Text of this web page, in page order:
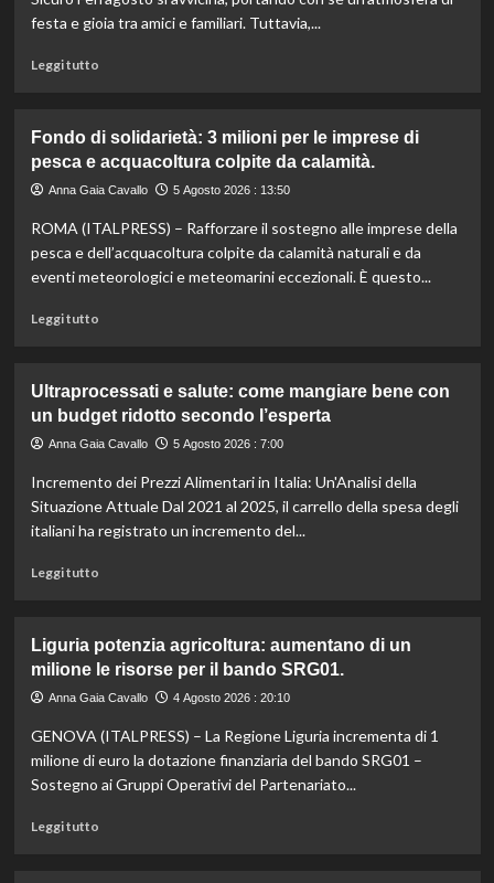
festa e gioia tra amici e familiari. Tuttavia,...
Leggi tuttoLeggi
Rinfresca
la
tua
il
menù
ideale
esperti.
Fondo di solidarietà: 3 milioni per le imprese di
pesca e acquacoltura colpite da calamità.
Anna Gaia Cavallo 5 Agosto 2026 : 13:50
ROMA (ITALPRESS) – Rafforzare il sostegno alle imprese della
pesca e dell’acquacoltura colpite da calamità naturali e da
eventi meteorologici e meteomarini eccezionali. È questo...
Leggi tuttoLeggi
Fondo
di
solidarietà:
milioni
per
colpite
da
calamità.
Ultraprocessati e salute: come mangiare bene con
un budget ridotto secondo l’esperta
Anna Gaia Cavallo 5 Agosto 2026 : 7:00
Incremento dei Prezzi Alimentari in Italia: Un'Analisi della
Situazione Attuale Dal 2021 al 2025, il carrello della spesa degli
italiani ha registrato un incremento del...
Leggi tuttoLeggi
Ultraprocessati
e
salute:
mangiare
bene
con
Liguria potenzia agricoltura: aumentano di un
milione le risorse per il bando SRG01.
Anna Gaia Cavallo 4 Agosto 2026 : 20:10
GENOVA (ITALPRESS) – La Regione Liguria incrementa di 1
milione di euro la dotazione finanziaria del bando SRG01 –
Sostegno ai Gruppi Operativi del Partenariato...
Leggi tuttoLeggi